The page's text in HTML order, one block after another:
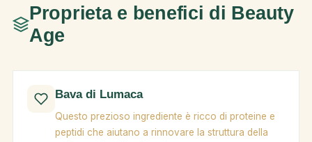
Proprieta e benefici di Beauty
Age
Bava di Lumaca
Questo prezioso ingrediente è ricco di proteine e
peptidi che aiutano a rinnovare la struttura della